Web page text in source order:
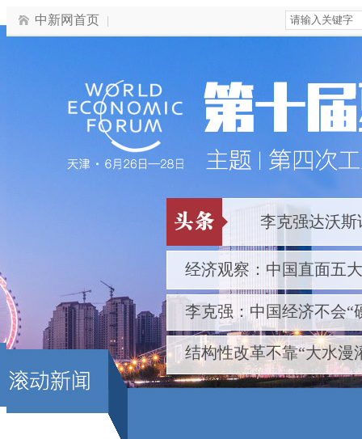
中新网首页
李克强达沃斯
经济观察：中国直面五
李克强：中国经济不会“
结构性改革不靠“大水漫